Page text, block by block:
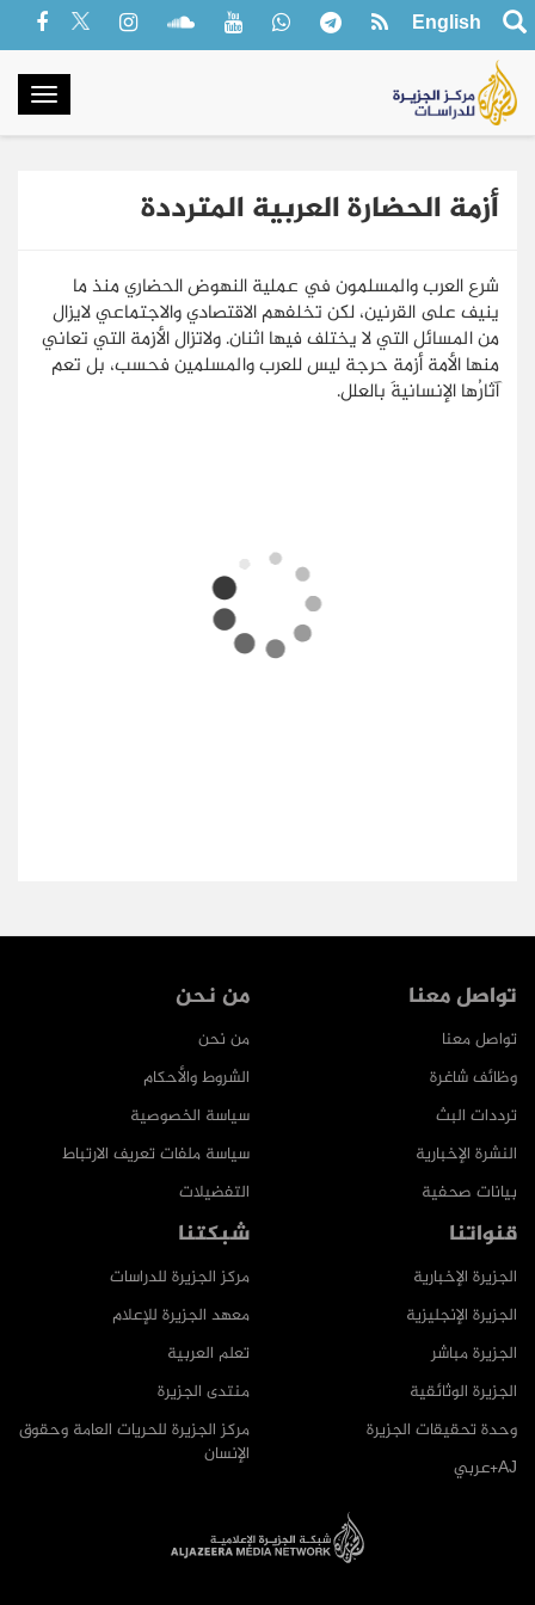
English
أزمة الحضارة العربية المترددة
شرع العرب والمسلمون في عملية النهوض الحضاري منذ ما
ينيف على القرنين، لكن تخلفهم الاقتصادي والاجتماعي لايزال
من المسائل التي لا يختلف فيها اثنان. ولاتزال الأزمة التي تعاني
منها الأمة أزمة حرجة ليس للعرب والمسلمين فحسب، بل تعم
آثارُها الإنسانيةَ بالعلل.
من نحن
من نحن
الشروط والأحكام
سياسة الخصوصية
سياسة ملفات تعريف الارتباط
التفضيلات
تواصل معنا
تواصل معنا
وظائف شاغرة
ترددات البث
النشرة الإخبارية
بيانات صحفية
شبكتنا
مركز الجزيرة للدراسات
معهد الجزيرة للإعلام
تعلم العربية
منتدى الجزيرة
مركز الجزيرة للحريات العامة وحقوق
الإنسان
قنواتنا
الجزيرة الإخبارية
الجزيرة الإنجليزية
الجزيرة مباشر
الجزيرة الوثائقية
وحدة تحقيقات الجزيرة
AJ+عربي